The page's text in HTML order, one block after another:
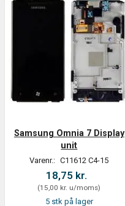
Samsung Omnia 7 Display
unit
Varenr.: C11612 C4-15
18,75 kr.
(15,00 kr. u/moms)
5 stk på lager